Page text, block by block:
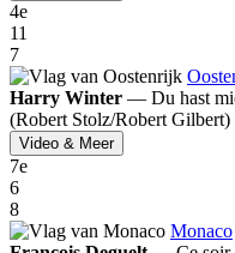
4e
11
7
Harry Winter — Du hast
(Robert Stolz/Robert Gilbert)
Video & Meer
7e
6
8
Monaco